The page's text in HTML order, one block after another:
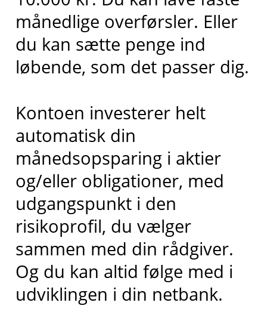
månedlige overførsler. Eller
du kan sætte penge ind
løbende, som det passer dig.
Kontoen investerer helt
automatisk din
månedsopsparing i aktier
og/eller obligationer, med
udgangspunkt i den
risikoprofil, du vælger
sammen med din rådgiver.
Og du kan altid følge med i
udviklingen i din netbank.